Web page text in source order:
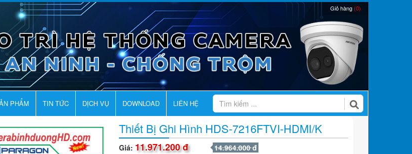
Giỏ hàng(0)
PHẨM TIN TỨC DỊCH VỤ DOWNLOAD LIÊN HỆ
Thiết Bị Ghi Hình HDS-7216FTVI-HDMI/K
Giá: 11.971.200 đ 14.964.000 đ